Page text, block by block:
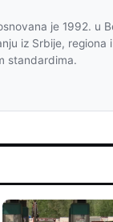
je 1992. u
iz Srbije,
standardima.